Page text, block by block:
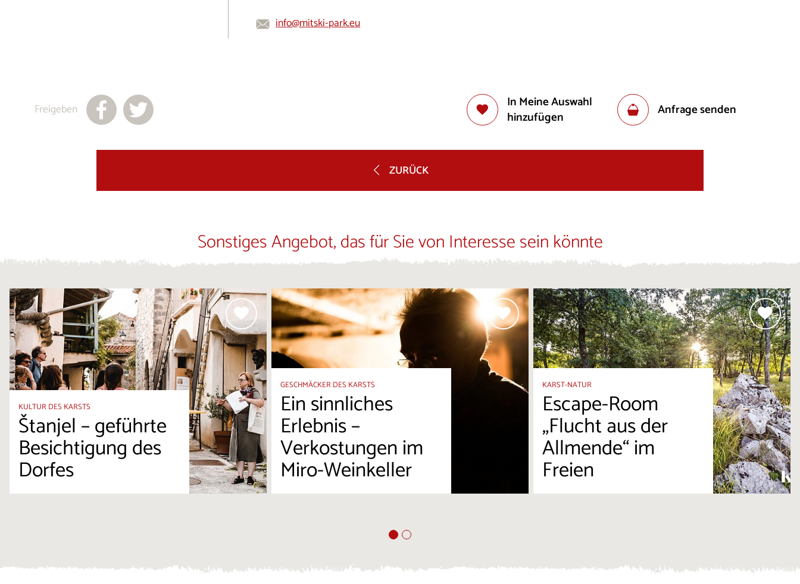
info@mitski-park.eu
In Meine Auswahl
hinzufügen
Anfrage senden
Freigeben
ZURÜCK
Sonstiges Angebot, das für Sie von Interesse sein könnte
KULTUR DES KARSTS
Štanjel – geführte
Besichtigung des
Dorfes
GESCHMÄCKER DES KARSTS
Ein sinnliches
Erlebnis –
Verkostungen im
Miro-Weinkeller
KARST-NATUR
Escape-Room
„Flucht aus der
Allmende“ im
Freien